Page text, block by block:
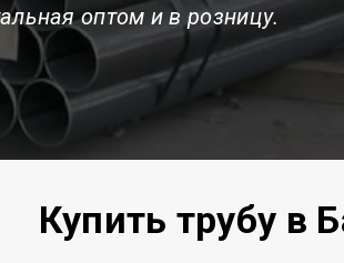
оптом и в розницу.
Купить трубу в